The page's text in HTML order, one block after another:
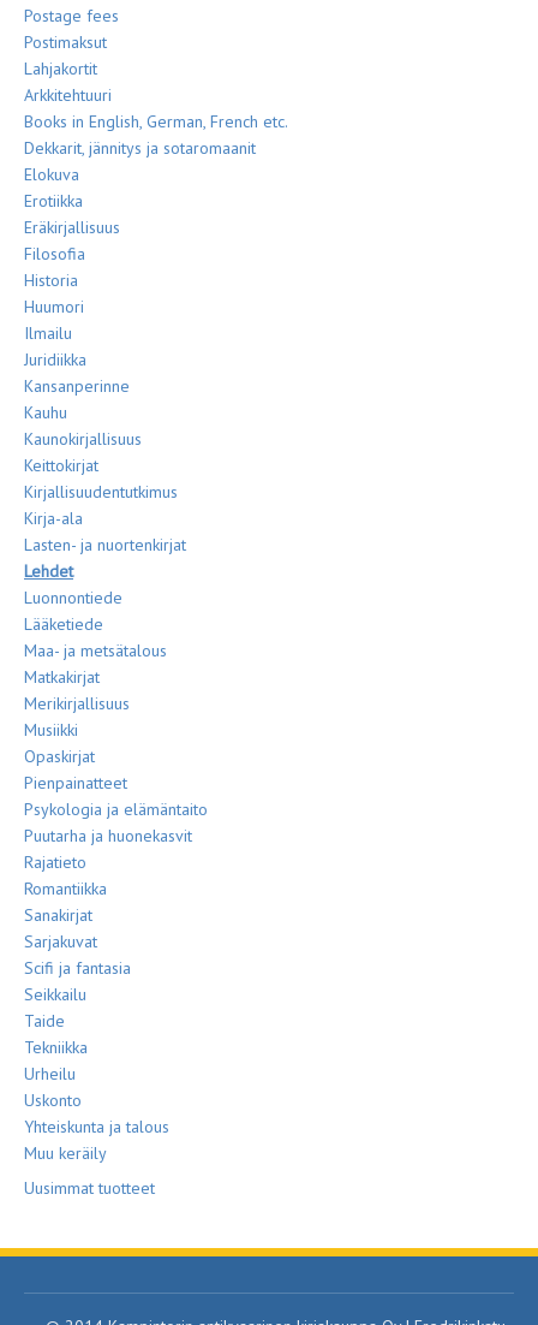
Postage fees
Postimaksut
Lahjakortit
Arkkitehtuuri
Books in English, German, French etc.
Dekkarit, jännitys ja sotaromaanit
Elokuva
Erotiikka
Eräkirjallisuus
Filosofia
Historia
Huumori
Ilmailu
Juridiikka
Kansanperinne
Kauhu
Kaunokirjallisuus
Keittokirjat
Kirjallisuudentutkimus
Kirja-ala
Lasten- ja nuortenkirjat
Lehdet
Luonnontiede
Lääketiede
Maa- ja metsätalous
Matkakirjat
Merikirjallisuus
Musiikki
Opaskirjat
Pienpainatteet
Psykologia ja elämäntaito
Puutarha ja huonekasvit
Rajatieto
Romantiikka
Sanakirjat
Sarjakuvat
Scifi ja fantasia
Seikkailu
Taide
Tekniikka
Urheilu
Uskonto
Yhteiskunta ja talous
Muu keräily
Uusimmat tuotteet